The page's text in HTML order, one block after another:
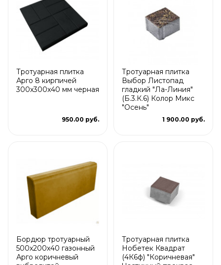
Тротуарная плитка
Арго 8 кирпичей
300x300x40 мм черная
950.00 руб.
Тротуарная плитка
Выбор Листопад
гладкий "Ла-Линия"
(Б.3.К.6) Колор Микс
"Осень"
1 900.00 руб.
Бордюр тротуарный
500х200х40 газонный
Арго коричневый
Тротуарная плитка
Нобетек Квадрат
(4К6ф) "Коричневая"